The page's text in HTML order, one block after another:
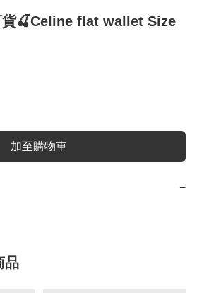
貨🍒Celine flat wallet Size
加至購物車
−
品